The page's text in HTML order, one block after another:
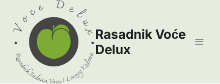
content
Rasadnik Voće
Delux